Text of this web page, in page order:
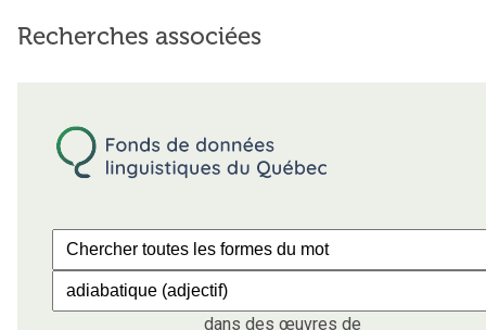
Recherches associées
dans des œuvres de